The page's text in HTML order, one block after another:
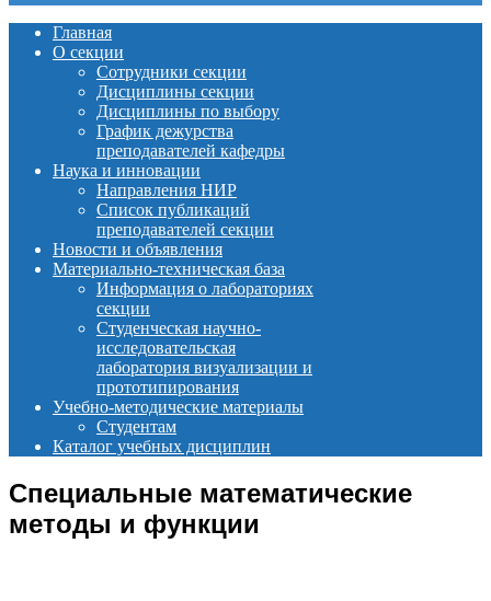
Главная
О секции
Сотрудники секции
Дисциплины секции
Дисциплины по выбору
График дежурства
преподавателей кафедры
Наука и инновации
Направления НИР
Список публикаций
преподавателей секции
Новости и объявления
Материально-техническая база
Информация о лабораториях
секции
Студенческая научно-
исследовательская
лаборатория визуализации и
прототипирования
Учебно-методические материалы
Студентам
Каталог учебных дисциплин
Специальные математические
методы и функции